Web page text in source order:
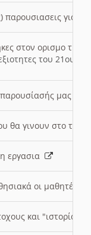
παρουσιασεις για
στον ορισμο
του 21ου
μας
θα γινουν στο
εργασια
οι μαθητές/
και "ιστορία"